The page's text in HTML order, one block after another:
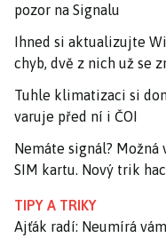
pozor na Signalu
Ihned si aktualizujte
chyb, dvě z nich už se
Tuhle klimatizaci si
varuje před ní i ČOI
Nemáte signál? Možná
SIM kartu. Nový trik
TIPY A TRIKY
Ajťák radí: Neumírá